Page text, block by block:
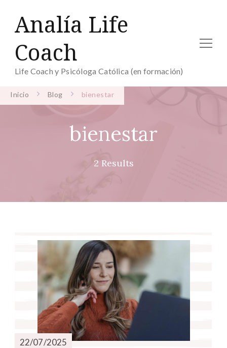
Analía Life
Coach
Life Coach y Psicóloga Católica (en formación)
Inicio Blog bienestar
bienestar
2 Results
22/07/2025